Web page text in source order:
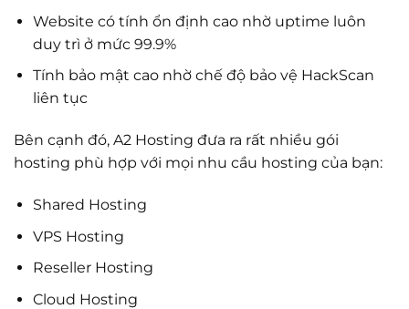
Website có tính ổn định cao nhờ uptime luôn
duy trì ở mức 99.9%
Tính bảo mật cao nhờ chế độ bảo vệ HackScan
liên tục
Bên cạnh đó, A2 Hosting đưa ra rất nhiều gói
hosting phù hợp với mọi nhu cầu hosting của bạn:
Shared Hosting
VPS Hosting
Reseller Hosting
Cloud Hosting